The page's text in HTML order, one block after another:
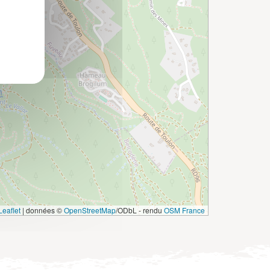
| données ©OpenStreetMap/ODbL - rendu OSM France